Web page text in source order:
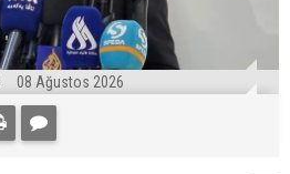
08 Ağustos 2026